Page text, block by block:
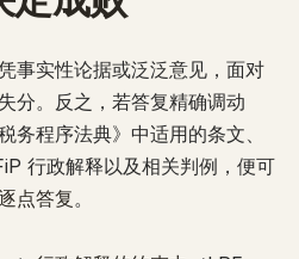
事实性论据或泛泛意见，面对
分。反之，若答复精确调动
务程序法典》中适用的条文、
行政解释以及相关判例，便可
点答复。